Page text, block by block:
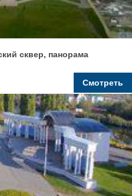
сквер, панорама
Смотреть